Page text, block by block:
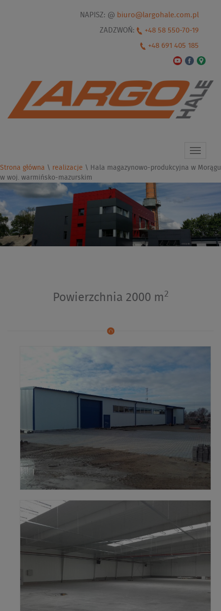
NAPISZ: @ biuro@largohale.com.pl
ZADZWOŃ: +48 58 550-70-19
+48 691 405 185
Toggle
Strona główna \ realizacje \ Hala magazynowo-produkcyjna w Morągu
w woj. warmińsko-mazurskim
Powierzchnia 2000 m2